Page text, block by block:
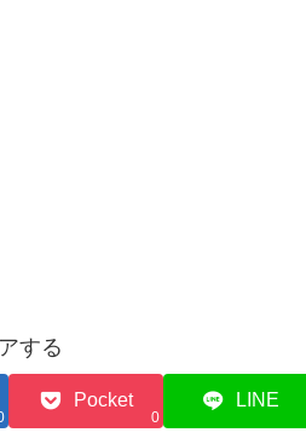
する
Pocket
0
LINE